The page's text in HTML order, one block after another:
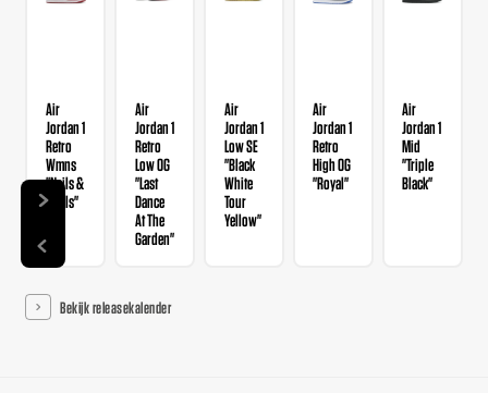
Air
Jordan 1
Retro
Wmns
"Nails &
Grails"
Air
Jordan 1
Retro
Low OG
"Last
Dance
At The
Garden"
Air
Jordan 1
Low SE
"Black
White
Tour
Yellow"
Air
Jordan 1
Retro
High OG
"Royal"
Air
Jordan 1
Mid
"Triple
Black"
Bekijk releasekalender